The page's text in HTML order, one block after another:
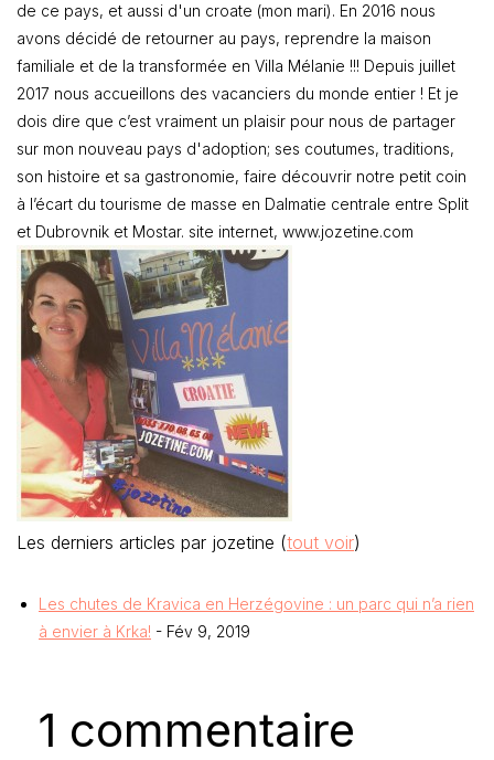
de ce pays, et aussi d'un croate (mon mari). En 2016 nous
avons décidé de retourner au pays, reprendre la maison
familiale et de la transformée en Villa Mélanie !!! Depuis juillet
2017 nous accueillons des vacanciers du monde entier ! Et je
dois dire que c’est vraiment un plaisir pour nous de partager
sur mon nouveau pays d'adoption; ses coutumes, traditions,
son histoire et sa gastronomie, faire découvrir notre petit coin
à l’écart du tourisme de masse en Dalmatie centrale entre Split
et Dubrovnik et Mostar. site internet, www.jozetine.com
Les derniers articles par jozetine (tout voir)
Les chutes de Kravica en Herzégovine : un parc qui n’a rien
à envier à Krka! - Fév 9, 2019
1 commentaire